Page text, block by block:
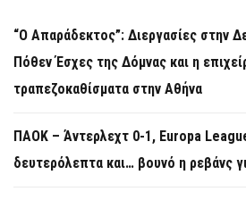
“Ο Απαράδεκτος”: Διεργασίες στην
Πόθεν Έσχες της Δόμνας και η
τραπεζοκαθίσματα στην Αθήνα
ΠΑΟΚ – Άντερλεχτ 0-1, Europa
δευτερόλεπτα και… βουνό η ρεβάνς